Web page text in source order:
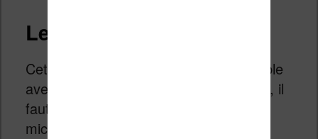
Lecture de fichiers MP3
Cette machine est également compatible
avec les fichiers MP3. Une fois de plus, il
faut ajouter les fichiers sur votre carte
micro-SD et l’insérer dans la machine.